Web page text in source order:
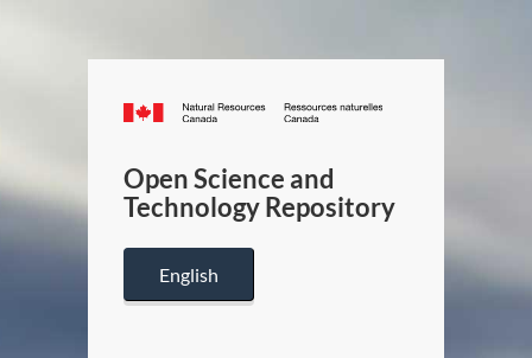
Canada.ca
/
Canada
Open Science and
Technology Repository
English